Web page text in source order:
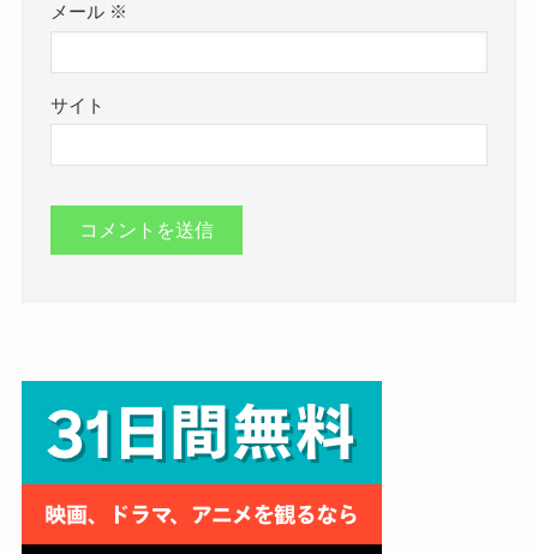
メール ※
サイト